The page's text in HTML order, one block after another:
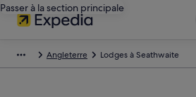
Passer à la section principale
Angleterre Lodges à Seathwaite